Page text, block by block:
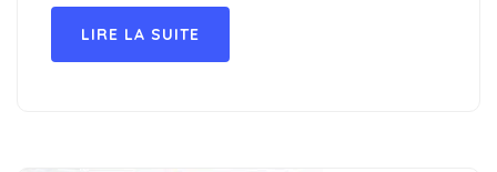
LIRE LA SUITE